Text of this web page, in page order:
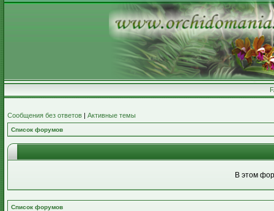
Сообщения без ответов | Активные темы
Список форумов
В этом
Список форумов